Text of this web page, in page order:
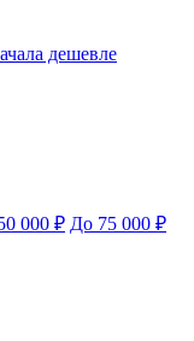
дешевле
000 ₽ До 75 000 ₽